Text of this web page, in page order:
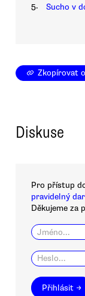
5. Sucho v
Zkopírovat
Diskuse
Pro přístup
pravidelný
Děkujeme za
Přihlásit →